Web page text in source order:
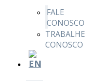
FALE
CONOSCO
TRABALHE
CONOSCO